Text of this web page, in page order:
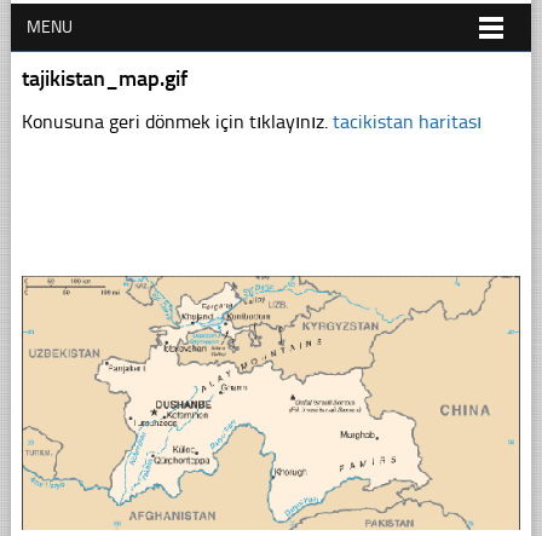
MENU
tajikistan_map.gif
Konusuna geri dönmek için tıklayınız. tacikistan haritası